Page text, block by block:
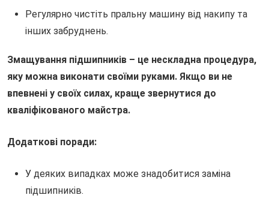
Регулярно чистіть пральну машину від накипу та
інших забруднень.
Змащування підшипників – це нескладна процедура,
яку можна виконати своїми руками. Якщо ви не
впевнені у своїх силах, краще звернутися до
кваліфікованого майстра.
Додаткові поради:
У деяких випадках може знадобитися заміна
підшипників.